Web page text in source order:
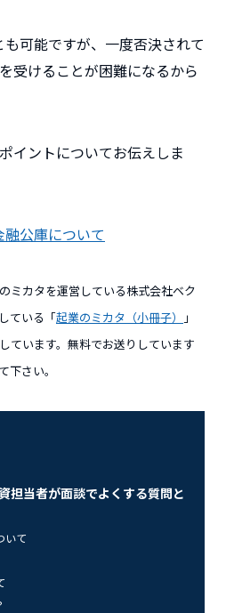
可能ですが、 一度否決されて
受けることが困難になるから
イントについてお伝えしま
融公庫について
ミカタを運営している株式会社ベク
ている「起業のミカタ（小冊子）
」
ています。無料でお送りしています
下さい。
担当者が面談でよくする質問と
いて